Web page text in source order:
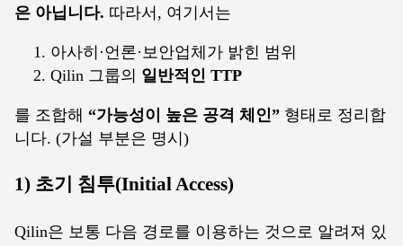
은 아닙니다. 따라서, 여기서는
아사히·언론·보안업체가 밝힌 범위
Qilin 그룹의 일반적인 TTP
를 조합해 “가능성이 높은 공격 체인” 형태로 정리합
니다. (가설 부분은 명시)
1) 초기 침투(Initial Access)
Qilin은 보통 다음 경로를 이용하는 것으로 알려져 있